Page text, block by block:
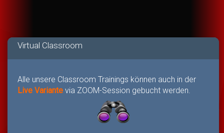
Virtual Classroom
Alle unsere Classroom Trainings können auch in der
Live Variante via ZOOM-Session gebucht werden.